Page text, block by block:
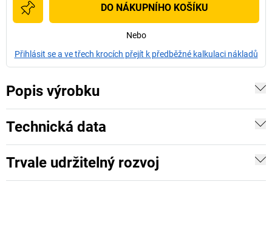
DO NÁKUPNÍHO KOŠÍKU
Nebo
Přihlásit se a ve třech krocích přejít k předběžné kalkulaci nákladů
Popis výrobku
Technická data
Trvale udržitelný rozvoj